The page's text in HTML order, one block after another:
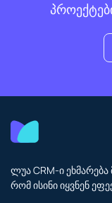
ლუა CRM-ი
რომ ისინი იყვნენ